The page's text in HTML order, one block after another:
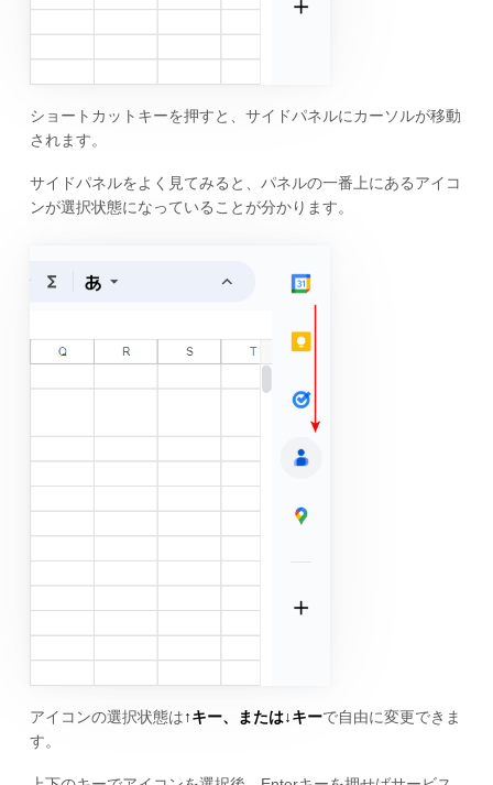
ショートカットキーを押すと、サイドパネルにカーソルが移動
されます。
サイドパネルをよく見てみると、パネルの一番上にあるアイコ
ンが選択状態になっていることが分かります。
アイコンの選択状態は↑キー、または↓キーで自由に変更できま
す。